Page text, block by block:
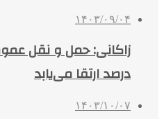
۱۴۰۳/۰۹/۰۴
درصد ارتقا می‌یابد
۱۴۰۳/۱۰/۰۷